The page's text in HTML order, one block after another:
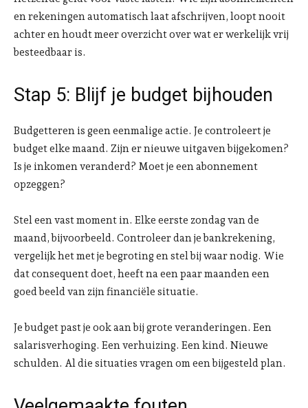
en rekeningen automatisch laat afschrijven, loopt nooit
achter en houdt meer overzicht over wat er werkelijk vrij
besteedbaar is.
Stap 5: Blijf je budget bijhouden
Budgetteren is geen eenmalige actie. Je controleert je
budget elke maand. Zijn er nieuwe uitgaven bijgekomen?
Is je inkomen veranderd? Moet je een abonnement
opzeggen?
Stel een vast moment in. Elke eerste zondag van de
maand, bijvoorbeeld. Controleer dan je bankrekening,
vergelijk het met je begroting en stel bij waar nodig. Wie
dat consequent doet, heeft na een paar maanden een
goed beeld van zijn financiële situatie.
Je budget past je ook aan bij grote veranderingen. Een
salarisverhoging. Een verhuizing. Een kind. Nieuwe
schulden. Al die situaties vragen om een bijgesteld plan.